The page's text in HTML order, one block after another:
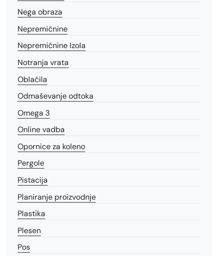
Nega obraza
Nepremičnine
Nepremičnine Izola
Notranja vrata
Oblačila
Odmaševanje odtoka
Omega 3
Online vadba
Opornice za koleno
Pergole
Pistacija
Planiranje proizvodnje
Plastika
Plesen
Pos